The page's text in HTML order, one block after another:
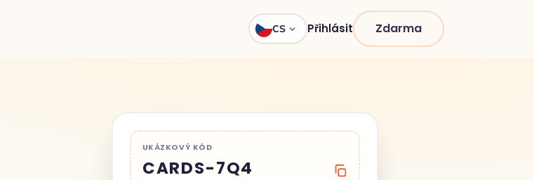
CS Přihlásit Zdarma
UKÁZKOVÝ KÓD
CARDS-7Q4